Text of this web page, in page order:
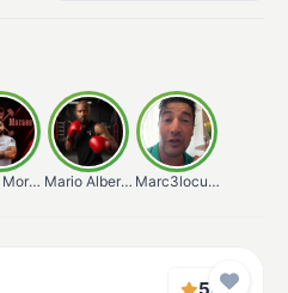
Mario Alberto Marc3locunha
(2)